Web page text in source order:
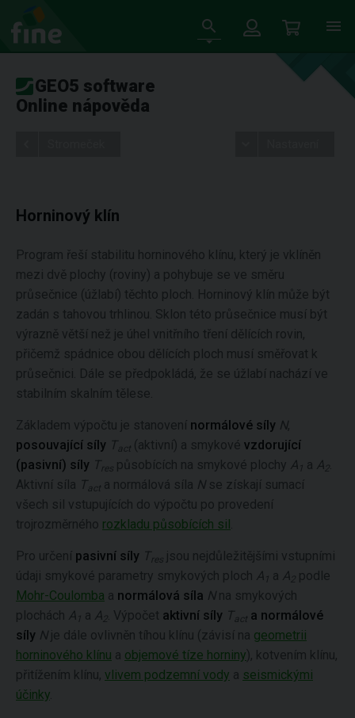
GEO5 software
Online nápověda
Horninový klín
Program řeší stabilitu horninového klínu, který je vklíněn
mezi dvě plochy (roviny) a pohybuje se ve směru
průsečnice (úžlabí) těchto ploch. Horninový klín může být
zadán s tahovou trhlinou. Sklon této průsečnice musí být
výrazně větší než je úhel vnitřního tření dělících rovin,
přičemž spádnice obou dělících ploch musí směřovat k
průsečnici. Dále se předpokládá, že se úžlabí nachází ve
stabilním skalním tělese.
Základem výpočtu je stanovení normálové síly N,
posouvající síly T act (aktivní) a smykové vzdorující
(pasivní) síly Tres působících na smykové plochy A 1 a A2
Aktivní síla T act a normálová síla Nse získají sumací
všech sil vstupujících do výpočtu po provedení
trojrozměrného rozkladu působících sil
Pro určení pasivní síly Tres jsou nejdůležitějšími vstupními
údaji smykové parametry smykových ploch A 1 a A2
podle
Mohr-Coulomba a normálová síla Nna smykových
plochách A 1 a A2 . Výpočet aktivní síly T act a normálové
síly Nje dále ovlivněn tíhou klínu (závisí na geometrii
horninového klínu a objemové tíze horniny), kotvením klínu,
přitížením klínu, vlivem podzemní vody a seismickými
účinky